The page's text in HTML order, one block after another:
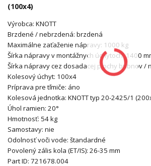
(100x4)
Výrobca: KNOTT
Brzdené / nebrzdená: brzdená
Maximálne zaťaženie nápravy: 1000 kg
Šírka nápravy v montážnych úchytoch: 1400
Šírka nápravy cez dosadacej plochy bubnov /
Kolesový úchyt: 100x4
Príprava pre tľmiče: áno
Kolesová jednotka: KNOTT typ 20-2425/1
Úhol ramien: 20°
Hmotnosť: 54 kg
Samostavy: nie
Odolnosť voči vode: štandardné
Povolený zális kola (ET/IS): 26-35 mm
Part ID: 721678.004